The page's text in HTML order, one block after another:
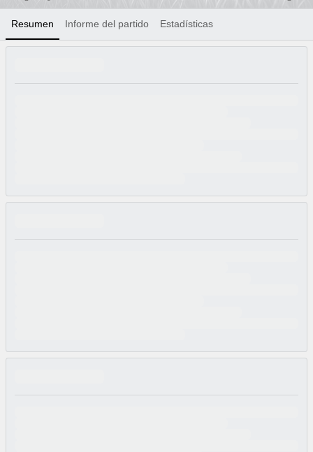
Resumen Informe del partido Estadísticas